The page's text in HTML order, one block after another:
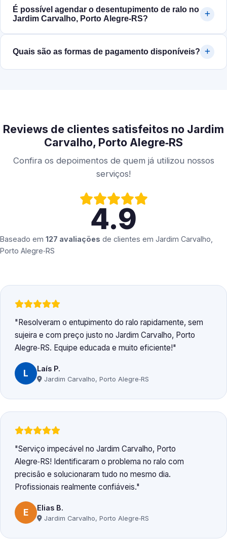
É possível agendar o desentupimento de ralo no
Jardim Carvalho, Porto Alegre‑RS?
Quais são as formas de pagamento disponíveis?
Reviews de clientes satisfeitos no Jardim
Carvalho, Porto Alegre‑RS
Confira os depoimentos de quem já utilizou nossos
serviços!
4.9
Baseado em 127 avaliações de clientes em Jardim Carvalho,
Porto Alegre‑RS
Resolveram o entupimento do ralo rapidamente, sem
sujeira e com preço justo no Jardim Carvalho, Porto
Alegre‑RS. Equipe educada e muito eficiente!
L Laís P.
Jardim Carvalho, Porto Alegre‑RS
Serviço impecável no Jardim Carvalho, Porto
Alegre‑RS! Identificaram o problema no ralo com
precisão e solucionaram tudo no mesmo dia.
Profissionais realmente confiáveis.
E Elias B.
Jardim Carvalho, Porto Alegre‑RS